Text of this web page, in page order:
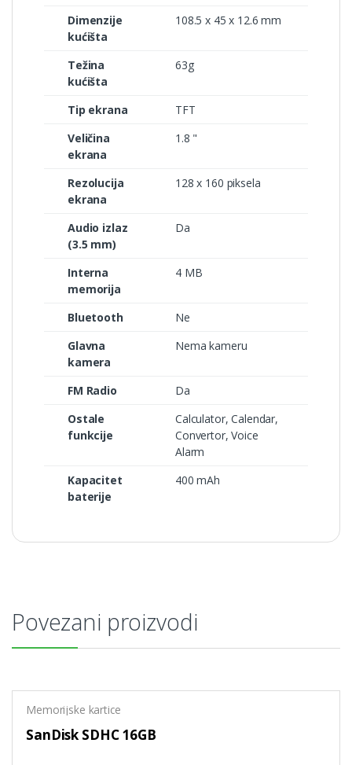
Dimenzije
kućišta
108.5 x 45 x 12.6 mm
Težina
kućišta
63g
Tip ekrana
TFT
Veličina
ekrana
1.8 "
Rezolucija
ekrana
128 x 160 piksela
Audio izlaz
(3.5 mm)
Da
Interna
memorija
4 MB
Bluetooth
Ne
Glavna
kamera
Nema kameru
FM Radio
Da
Ostale
funkcije
Calculator, Calendar,
Convertor, Voice
Alarm
Kapacitet
baterije
400 mAh
Povezani proizvodi
Memorijske kartice
SanDisk SDHC 16GB